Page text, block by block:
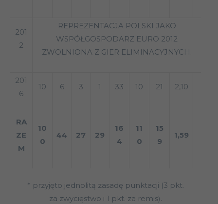
201
2
REPREZENTACJA POLSKI JAKO
WSPÓŁGOSPODARZ EURO 2012
ZWOLNIONA Z GIER ELIMINACYJNYCH.
201
6
10 6 3 1 33 10 21 2,10
RA
ZE
M
10
0
44 27 29
16
4
11
0
15
9
1,59
* przyjęto jednolitą zasadę punktacji (3 pkt.
za zwycięstwo i 1 pkt. za remis).